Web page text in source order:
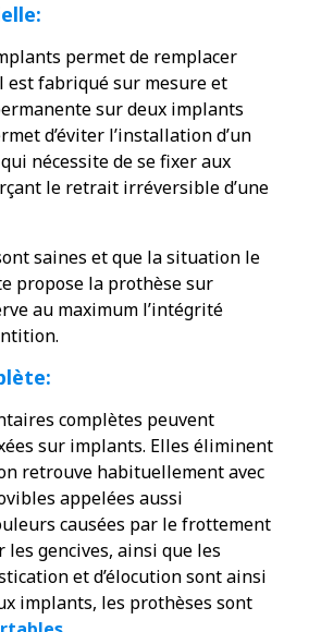
permet de remplacer
est fabriqué sur mesure et
sur deux implants
d’éviter l’installation d’un
nécessite de se fixer aux
le retrait irréversible d’une
saines et que la situation le
propose la prothèse sur
au maximum l’intégrité
complètes peuvent
sur implants. Elles éliminent
retrouve habituellement avec
appelées aussi
causées par le frottement
les gencives, ainsi que les
et d’élocution sont ainsi
implants, les prothèses sont